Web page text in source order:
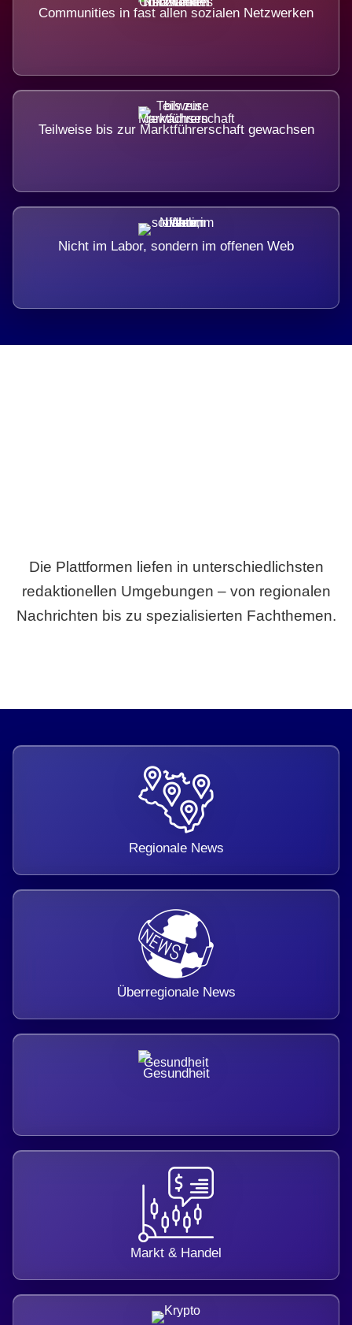
Communities in fast allen sozialen Netzwerken
Teilweise bis zur Marktführerschaft gewachsen
Nicht im Labor, sondern im offenen Web
Die Plattformen liefen in unterschiedlichsten
redaktionellen Umgebungen – von regionalen
Nachrichten bis zu spezialisierten Fachthemen.
Regionale News
Überregionale News
Gesundheit
Markt & Handel